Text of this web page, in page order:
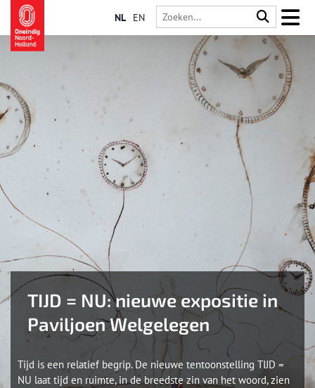
NL EN
TIJD = NU: nieuwe expositie in
Paviljoen Welgelegen
Tijd is een relatief begrip. De nieuwe tentoonstelling TIJD =
NU laat tijd en ruimte, in de breedste zin van het woord, zien